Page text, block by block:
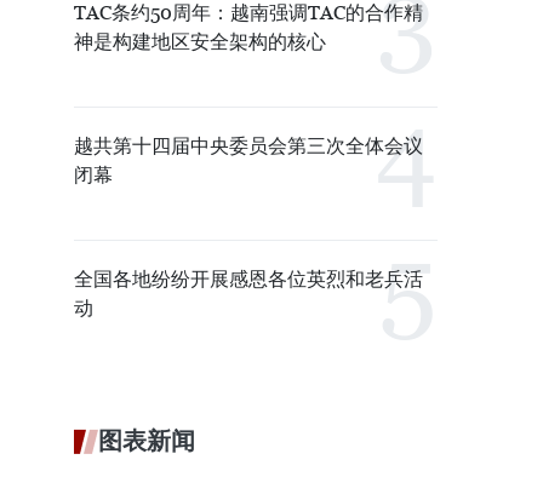
TAC条约50周年：越南强调TAC的合作精
神是构建地区安全架构的核心
越共第十四届中央委员会第三次全体会议
闭幕
全国各地纷纷开展感恩各位英烈和老兵活
动
图表新闻